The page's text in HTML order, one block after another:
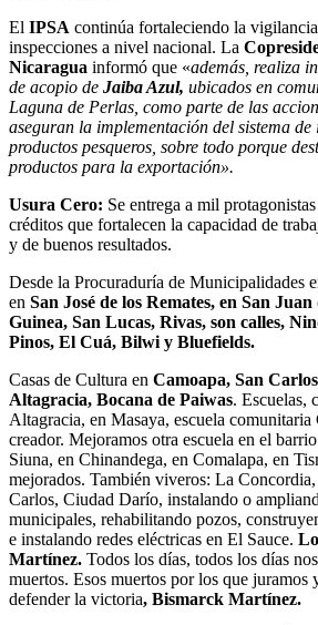
El IPSA continúa fortaleciendo la
inspecciones a nivel nacional. La
Nicaragua informó que «además, realiza
de acopio de Jaiba Azul, ubicados en
Laguna de Perlas, como parte de las
aseguran la implementación del sistema
productos pesqueros, sobre todo porque
productos para la exportación».
Usura Cero: Se entrega a mil
créditos que fortalecen la capacidad de
y de buenos resultados.
Desde la Procuraduría de Municipalidades
en San José de los Remates, en San
Guinea, San Lucas, Rivas, son calles,
Pinos, El Cuá, Bilwi y Bluefields.
Casas de Cultura en Camoapa, San
Altagracia, Bocana de Paiwas. Escuelas,
Altagracia, en Masaya, escuela
creador. Mejoramos otra escuela en el
Siuna, en Chinandega, en Comalapa, en
mejorados. También viveros: La
Carlos, Ciudad Darío, instalando o
municipales, rehabilitando pozos,
e instalando redes eléctricas en El Sauce.
Martínez. Todos los días, todos los días
muertos. Esos muertos por los que juramos
defender la victoria, Bismarck Martínez.